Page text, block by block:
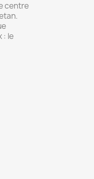
centre
: le